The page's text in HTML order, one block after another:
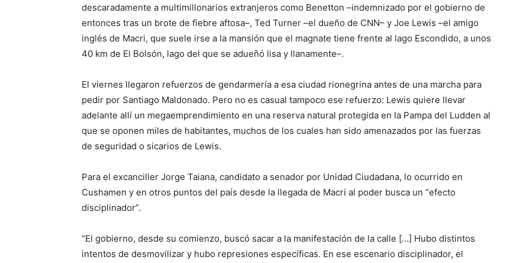
descaradamente a multimillonarios extranjeros como Benetton –indemnizado por el gobierno de
entonces tras un brote de fiebre aftosa–, Ted Turner –el dueño de CNN– y Joe Lewis –el amigo
inglés de Macri, que suele irse a la mansión que el magnate tiene frente al lago Escondido, a unos
40 km de El Bolsón, lago del que se adueñó lisa y llanamente–.
El viernes llegaron refuerzos de gendarmería a esa ciudad rionegrina antes de una marcha para
pedir por Santiago Maldonado. Pero no es casual tampoco ese refuerzo: Lewis quiere llevar
adelante allí un megaemprendimiento en una reserva natural protegida en la Pampa del Ludden al
que se oponen miles de habitantes, muchos de los cuales han sido amenazados por las fuerzas
de seguridad o sicarios de Lewis.
Para el excanciller Jorge Taiana, candidato a senador por Unidad Ciudadana, lo ocurrido en
Cushamen y en otros puntos del país desde la llegada de Macri al poder busca un “efecto
disciplinador”.
“El gobierno, desde su comienzo, buscó sacar a la manifestación de la calle […] Hubo distintos
intentos de desmovilizar y hubo represiones específicas. En ese escenario disciplinador, el